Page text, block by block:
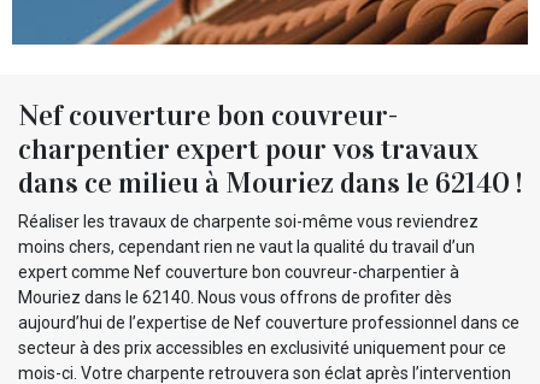
Nef couverture bon couvreur-
charpentier expert pour vos travaux
dans ce milieu à Mouriez dans le 62140 !
Réaliser les travaux de charpente soi-même vous reviendrez
moins chers, cependant rien ne vaut la qualité du travail d’un
expert comme Nef couverture bon couvreur-charpentier à
Mouriez dans le 62140. Nous vous offrons de profiter dès
aujourd’hui de l’expertise de Nef couverture professionnel dans ce
secteur à des prix accessibles en exclusivité uniquement pour ce
mois-ci. Votre charpente retrouvera son éclat après l’intervention